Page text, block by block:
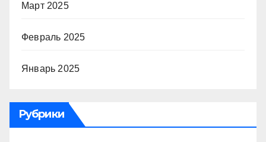
Март 2025
Февраль 2025
Январь 2025
Рубрики